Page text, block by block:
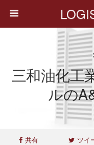
三和油化工
ルの
共有 ツイ